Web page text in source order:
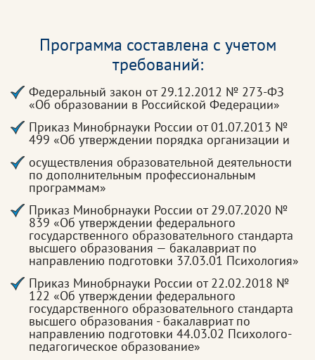
Программа составлена с учетом
требований:
Федеральный закон от 29.12.2012 № 273-ФЗ
«Об образовании в Российской Федерации»
Приказ Минобрнауки России от 01.07.2013 №
499 «Об утверждении порядка организации и
осуществления образовательной деятельности
по дополнительным профессиональным
программам»
Приказ Минобрнауки России от 29.07.2020 №
839 «Об утверждении федерального
государственного образовательного стандарта
высшего образования — бакалавриат по
направлению подготовки 37.03.01 Психология»
Приказ Минобрнауки России от 22.02.2018 №
122 «Об утверждении федерального
государственного образовательного стандарта
высшего образования - бакалавриат по
направлению подготовки 44.03.02 Психолого-
педагогическое образование»